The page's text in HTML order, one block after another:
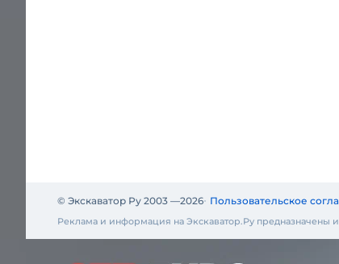
© Экскаватор Ру 2003 —2026 Пользовательское
Реклама и информация на Экскаватор.Ру предназначены